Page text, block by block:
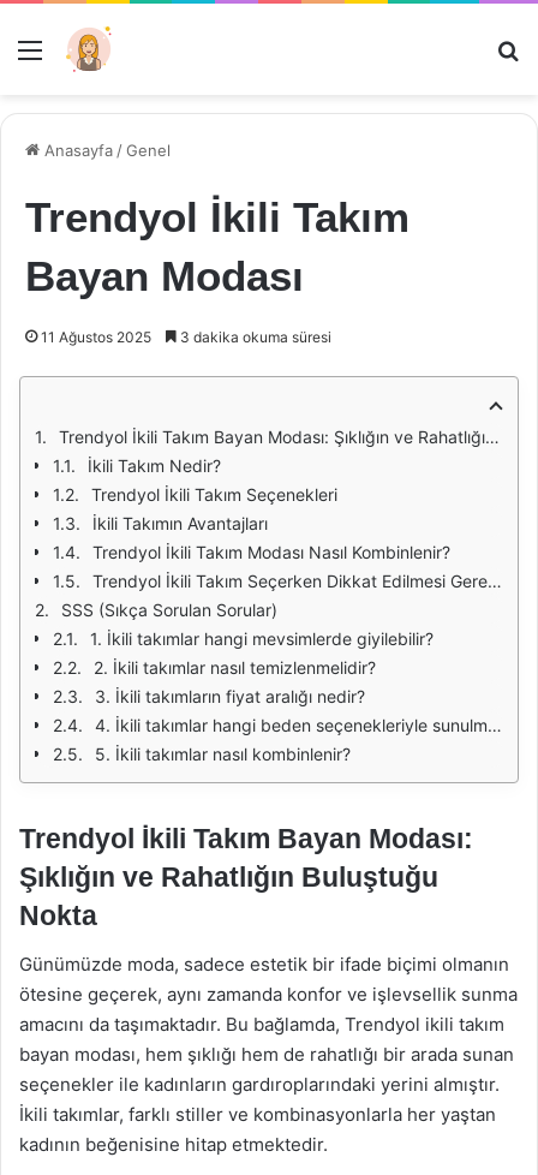
Menü
Anasayfa /Genel
Trendyol İkili Takım
Bayan Modası
11 Ağustos 2025 3 dakika okuma süresi
Trendyol İkili Takım Bayan Modası: Şıklığın ve Rahatlığın Buluştuğu Nokta
İkili Takım Nedir?
Trendyol İkili Takım Seçenekleri
İkili Takımın Avantajları
Trendyol İkili Takım Modası Nasıl Kombinlenir?
Trendyol İkili Takım Seçerken Dikkat Edilmesi Gerekenler
SSS (Sıkça Sorulan Sorular)
1. İkili takımlar hangi mevsimlerde giyilebilir?
2. İkili takımlar nasıl temizlenmelidir?
3. İkili takımların fiyat aralığı nedir?
4. İkili takımlar hangi beden seçenekleriyle sunulmaktadır?
5. İkili takımlar nasıl kombinlenir?
Trendyol İkili Takım Bayan Modası:
Şıklığın ve Rahatlığın Buluştuğu
Nokta
Günümüzde moda, sadece estetik bir ifade biçimi olmanın
ötesine geçerek, aynı zamanda konfor ve işlevsellik sunma
amacını da taşımaktadır. Bu bağlamda, Trendyol ikili takım
bayan modası, hem şıklığı hem de rahatlığı bir arada sunan
seçenekler ile kadınların gardıroplarındaki yerini almıştır.
İkili takımlar, farklı stiller ve kombinasyonlarla her yaştan
kadının beğenisine hitap etmektedir.